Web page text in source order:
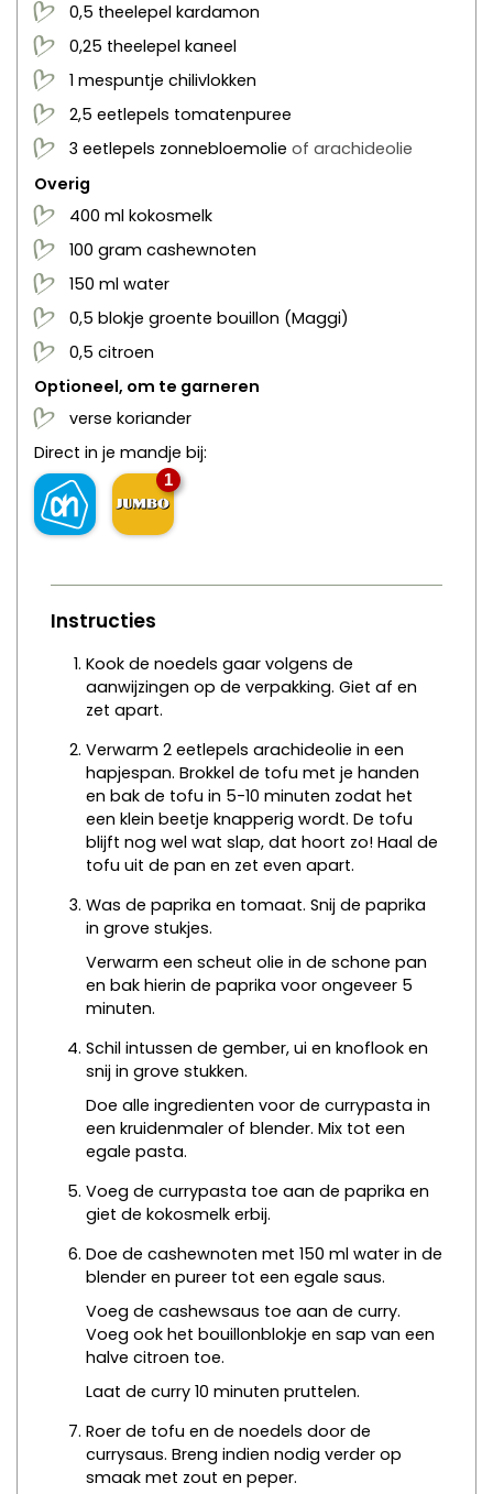
0,5 theelepel kardamon
0,25 theelepel kaneel
1 mespuntje chilivlokken
2,5 eetlepels tomatenpuree
3 eetlepels zonnebloemolie of arachideolie
Overig
400 ml kokosmelk
100 gram cashewnoten
150 ml water
0,5 blokje groente bouillon (Maggi)
0,5 citroen
Optioneel, om te garneren
verse koriander
Direct in je mandje bij:
1
Instructies
Kook de noedels gaar volgens de
aanwijzingen op de verpakking. Giet af en
zet apart.
Verwarm 2 eetlepels arachideolie in een
hapjespan. Brokkel de tofu met je handen
en bak de tofu in 5-10 minuten zodat het
een klein beetje knapperig wordt. De tofu
blijft nog wel wat slap, dat hoort zo! Haal de
tofu uit de pan en zet even apart.
Was de paprika en tomaat. Snij de paprika
in grove stukjes.
Verwarm een scheut olie in de schone pan
en bak hierin de paprika voor ongeveer 5
minuten.
Schil intussen de gember, ui en knoflook en
snij in grove stukken.
Doe alle ingredienten voor de currypasta in
een kruidenmaler of blender. Mix tot een
egale pasta.
Voeg de currypasta toe aan de paprika en
giet de kokosmelk erbij.
Doe de cashewnoten met 150 ml water in de
blender en pureer tot een egale saus.
Voeg de cashewsaus toe aan de curry.
Voeg ook het bouillonblokje en sap van een
halve citroen toe.
Laat de curry 10 minuten pruttelen.
Roer de tofu en de noedels door de
currysaus. Breng indien nodig verder op
smaak met zout en peper.